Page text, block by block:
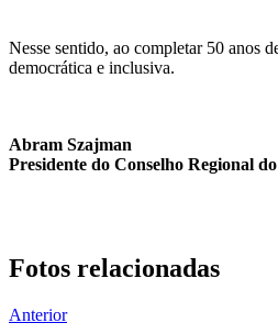
Nesse sentido, ao completar 50 anos
democrática e inclusiva.
Abram Szajman
Presidente do Conselho Regional
Fotos relacionadas
Anterior